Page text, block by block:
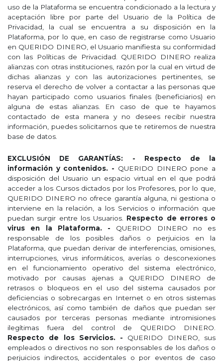
uso de la Plataforma se encuentra condicionado a la lectura y
aceptación libre por parte del Usuario de la Política de
Privacidad, la cual se encuentra a su disposición en la
Plataforma, por lo que, en caso de registrarse como Usuario
en QUERIDO DINERO, el Usuario manifiesta su conformidad
con las Políticas de Privacidad. QUERIDO DINERO realiza
alianzas con otras instituciones, razón por la cual en virtud de
dichas alianzas y con las autorizaciones pertinentes, se
reserva el derecho de volver a contactar a las personas que
hayan participado como usuarios finales (beneficiarios) en
alguna de estas alianzas. En caso de que te hayamos
contactado de esta manera y no desees recibir nuestra
información, puedes solicitarnos que te retiremos de nuestra
base de datos.
EXCLUSIÓN DE GARANTÍAS: -
Respecto de la
información y contenidos. - QUERIDO DINERO pone a
disposición del Usuario un espacio virtual en el que podrá
acceder a los Cursos dictados por los Profesores, por lo que,
QUERIDO DINERO no ofrece garantía alguna, ni gestiona o
interviene en la relación, a los Servicios o información que
puedan surgir entre los Usuarios. Respecto de errores o
virus en la Plataforma. - QUERIDO DINERO no es
responsable de los posibles daños o perjuicios en la
Plataforma, que puedan derivar de interferencias, omisiones,
interrupciones, virus informáticos, averías o desconexiones
en el funcionamiento operativo del sistema electrónico,
motivado por causas ajenas a QUERIDO DINERO de
retrasos o bloqueos en el uso del sistema causados por
deficiencias o sobrecargas en Internet o en otros sistemas
electrónicos, así como también de daños que puedan ser
causados por terceras personas mediante intromisiones
ilegítimas fuera del control de QUERIDO DINERO.
Respecto de los Servicios. - QUERIDO DINERO, sus
empleados o directivos no son responsables de los daños o
perjuicios indirectos, accidentales o por eventos de caso